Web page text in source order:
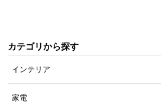
カテゴリから探す
インテリア
家電